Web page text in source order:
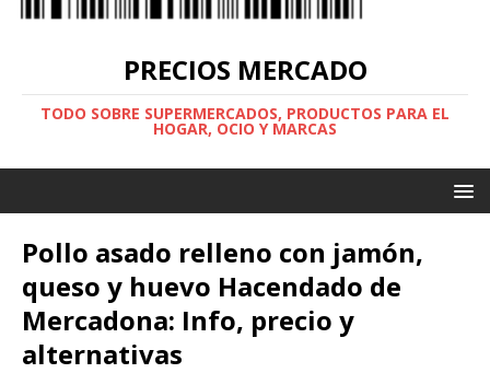
PRECIOS MERCADO
TODO SOBRE SUPERMERCADOS, PRODUCTOS PARA EL
HOGAR, OCIO Y MARCAS
Pollo asado relleno con jamón,
queso y huevo Hacendado de
Mercadona: Info, precio y
alternativas